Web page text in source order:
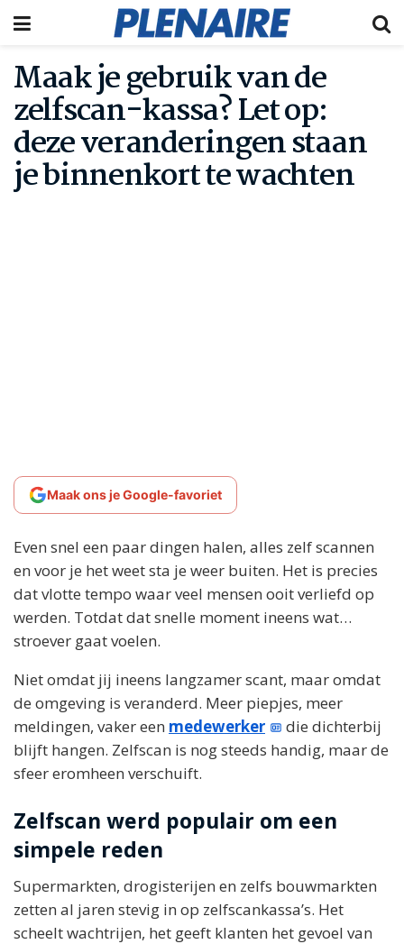
Maak je gebruik van de
zelfscan-kassa? Let op:
deze veranderingen staan
je binnenkort te wachten
Maak ons je Google-favoriet
Even snel een paar dingen halen, alles zelf scannen
en voor je het weet sta je weer buiten. Het is precies
dat vlotte tempo waar veel mensen ooit verliefd op
werden. Totdat dat snelle moment ineens wat…
stroever gaat voelen.
Niet omdat jij ineens langzamer scant, maar omdat
de omgeving is veranderd. Meer piepjes, meer
meldingen, vaker een medewerker
die dichterbij
blijft hangen. Zelfscan is nog steeds handig, maar de
sfeer eromheen verschuift.
Zelfscan werd populair om een
simpele reden
Supermarkten, drogisterijen en zelfs bouwmarkten
zetten al jaren stevig in op zelfscankassa’s. Het
scheelt wachtrijen, het geeft klanten het gevoel van